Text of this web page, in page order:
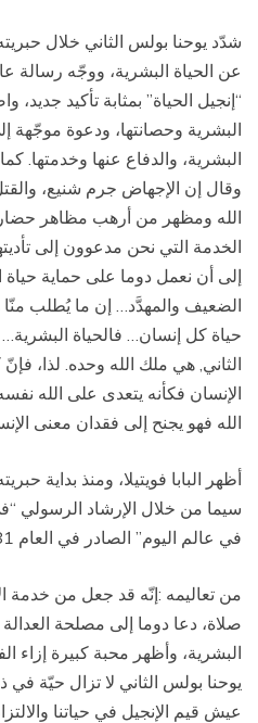
شدّد يوحنا بولس الثاني خلال
“إنجيل الحياة” بمثابة تأكيد جديد،
البشرية وحصانتها، ودعوة موجّهة
البشرية، والدفاع عنها وخدمتها.
وقال إن الإجهاض جرم شنيع،
الله ومظهر من أرهب مظاهر
الخدمة التي نحن مدعوون إلى
إلى أن نعمل دوما على حماية حياة
الضعيف والمهدَّد… إن ما يُطلب منّا
حياة كل إنسان… فالحياة
الثاني, هي ملك الله وحده. لذا،
الإنسان فكأنه يتعدى على الله
الله فهو يجنح إلى فقدان معنى
أظهر البابا فويتيلا، ومنذ بداية
سيما من خلال الإرشاد الرسولي
في عالم اليوم” الصادر في العام 1981
من تعاليمه :إنّه قد جعل من خدمة
صلاة، دعا دوما إلى مصلحة العدالة
البشرية، وأظهر محبة كبيرة إزاء
يوحنا بولس الثاني لا تزال حيّة في
عيش قيم الإنجيل في حياتنا